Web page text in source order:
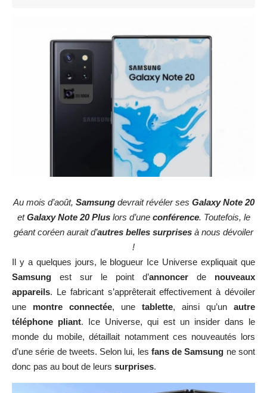
Au mois d’août, Samsungdevrait révéler ses Galaxy Note 20
etGalaxy Note 20 Pluslors d’une conférence. Toutefois, le
géant coréen aurait d’autres belles surprises à nous dévoiler
!
Il y a quelques jours, le blogueur Ice Universe expliquait que
Samsung est sur le point d’annoncer de nouveaux
appareils. Le fabricant s’apprêterait effectivement à dévoiler
une montre connectée, une tablette, ainsi qu’un autre
téléphone pliant. Ice Universe, qui est un insider dans le
monde du mobile, détaillait notamment ces nouveautés lors
d’une série de tweets. Selon lui, les fans de Samsung ne sont
donc pas au bout de leurs surprises.